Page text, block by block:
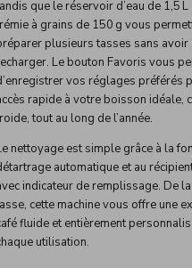
que le réservoir d’eau de 1,5 L
à grains de 150 g vous
plusieurs tasses sans avoir
Le bouton Favoris vous
vos réglages préférés
rapide à votre boisson idéale,
tout au long de l’année.
nettoyage est simple grâce à la
automatique et au
indicateur de remplissage. De
cette machine vous offre une
fluide et entièrement
utilisation.